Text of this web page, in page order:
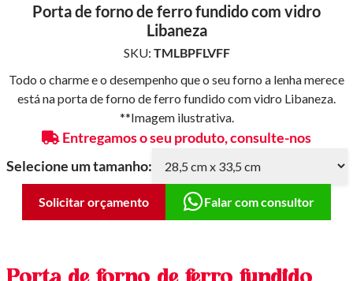
Porta de forno de ferro fundido com vidro
Libaneza
SKU: TMLBPFLVFF
Todo o charme e o desempenho que o seu forno a lenha merece
está na porta de forno de ferro fundido com vidro Libaneza.
**Imagem ilustrativa.
Entregamos o seu produto, consulte-nos
Selecione um tamanho:
Solicitar orçamento Falar com consultor